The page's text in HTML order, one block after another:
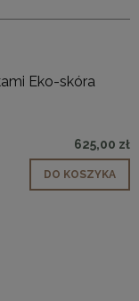
Eko-skóra
625,00 zł
DO KOSZYKA